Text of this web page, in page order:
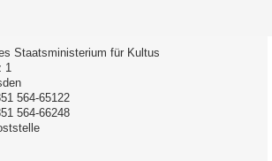
Staatsministerium für Kultus
1
564-65122
564-66248